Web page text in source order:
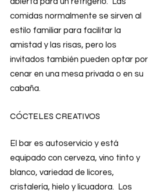
comidas normalmente se sirven al
estilo familiar para facilitar la
amistad y las risas, pero los
invitados también pueden optar por
cenar en una mesa privada o en su
cabaña.
CÓCTELES CREATIVOS
El bar es autoservicio y está
equipado con cerveza, vino tinto y
blanco, variedad de licores,
cristalería, hielo y licuadora. Los